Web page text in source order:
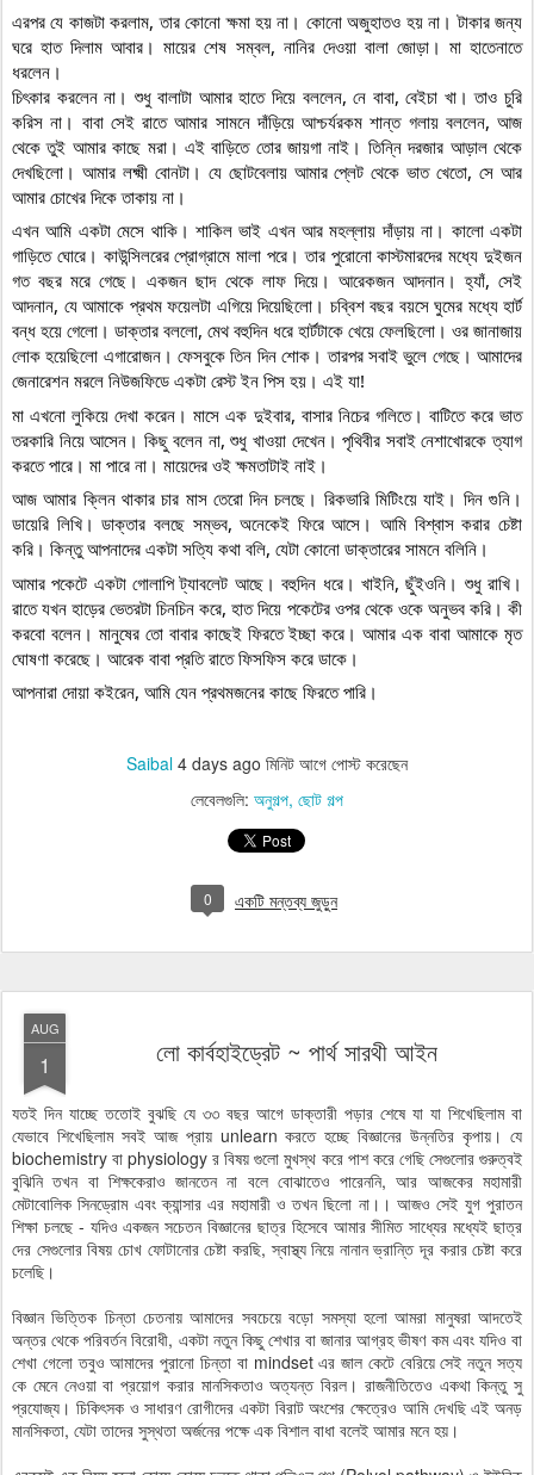
এরপর যে কাজটা করলাম, তার কোনো ক্ষমা হয় না। কোনো অজুহাতও হয় না। টাকার জন্য
ঘরে হাত দিলাম আবার। মায়ের শেষ সম্বল, নানির দেওয়া বালা জোড়া। মা হাতেনাতে
ধরলেন।
চিৎকার করলেন না। শুধু বালাটা আমার হাতে দিয়ে বললেন, নে বাবা, বেইচা খা। তাও চুরি
করিস না। বাবা সেই রাতে আমার সামনে দাঁড়িয়ে আশ্চর্যরকম শান্ত গলায় বললেন, আজ
থেকে তুই আমার কাছে মরা। এই বাড়িতে তোর জায়গা নাই। তিন্নি দরজার আড়াল থেকে
দেখছিলো। আমার লক্ষ্মী বোনটা। যে ছোটবেলায় আমার প্লেট থেকে ভাত খেতো, সে আর
আমার চোখের দিকে তাকায় না।
এখন আমি একটা মেসে থাকি। শাকিল ভাই এখন আর মহল্লায় দাঁড়ায় না। কালো একটা
গাড়িতে ঘোরে। কাউন্সিলরের প্রোগ্রামে মালা পরে। তার পুরোনো কাস্টমারদের মধ্যে দুইজন
গত বছর মরে গেছে। একজন ছাদ থেকে লাফ দিয়ে। আরেকজন আদনান। হ্যাঁ, সেই
আদনান, যে আমাকে প্রথম ফয়েলটা এগিয়ে দিয়েছিলো। চব্বিশ বছর বয়সে ঘুমের মধ্যে হার্ট
বন্ধ হয়ে গেলো। ডাক্তার বললো, মেথ বহুদিন ধরে হার্টটাকে খেয়ে ফেলছিলো। ওর জানাজায়
লোক হয়েছিলো এগারোজন। ফেসবুকে তিন দিন শোক। তারপর সবাই ভুলে গেছে। আমাদের
জেনারেশন মরলে নিউজফিডে একটা রেস্ট ইন পিস হয়। এই যা!
মা এখনো লুকিয়ে দেখা করেন। মাসে এক দুইবার, বাসার নিচের গলিতে। বাটিতে করে ভাত
তরকারি নিয়ে আসেন। কিছু বলেন না, শুধু খাওয়া দেখেন। পৃথিবীর সবাই নেশাখোরকে ত্যাগ
করতে পারে। মা পারে না। মায়েদের ওই ক্ষমতাটাই নাই।
আজ আমার ক্লিন থাকার চার মাস তেরো দিন চলছে। রিকভারি মিটিংয়ে যাই। দিন গুনি।
ডায়েরি লিখি। ডাক্তার বলছে সম্ভব, অনেকেই ফিরে আসে। আমি বিশ্বাস করার চেষ্টা
করি। কিন্তু আপনাদের একটা সত্যি কথা বলি, যেটা কোনো ডাক্তারের সামনে বলিনি।
আমার পকেটে একটা গোলাপি ট্যাবলেট আছে। বহুদিন ধরে। খাইনি, ছুঁইওনি। শুধু রাখি।
রাতে যখন হাড়ের ভেতরটা চিনচিন করে, হাত দিয়ে পকেটের ওপর থেকে ওকে অনুভব করি। কী
করবো বলেন। মানুষের তো বাবার কাছেই ফিরতে ইচ্ছা করে। আমার এক বাবা আমাকে মৃত
ঘোষণা করেছে। আরেক বাবা প্রতি রাতে ফিসফিস করে ডাকে।
আপনারা দোয়া কইরেন, আমি যেন প্রথমজনের কাছে ফিরতে পারি।
Saibal 4 days ago মিনিট আগে পোস্ট করেছেন
লেবেলগুলি: অনুগল্প ছোট গল্প
0 একটি মন্তব্য জুড়ুন
AUG
1 লো কার্বহাইড্রেট ~ পার্থ সারথী আইন
যতই দিন যাচ্ছে ততোই বুঝছি যে ৩৩ বছর আগে ডাক্তারী পড়ার শেষে যা যা শিখেছিলাম বা
যেভাবে শিখেছিলাম সবই আজ প্রায় unlearn করতে হচ্ছে বিজ্ঞানের উন্নতির কৃপায়। যে
biochemistry বা physiology র বিষয় গুলো মুখস্থ করে পাশ করে গেছি সেগুলোর গুরুত্বই
বুঝিনি তখন বা শিক্ষকেরাও জানতেন না বলে বোঝাতেও পারেননি, আর আজকের মহামারী
মেটাবোলিক সিনড্রোম এবং ক্যান্সার এর মহামারী ও তখন ছিলো না।। আজও সেই যুগ পুরাতন
শিক্ষা চলছে - যদিও একজন সচেতন বিজ্ঞানের ছাত্র হিসেবে আমার সীমিত সাধ্যের মধ্যেই ছাত্র
দের সেগুলোর বিষয় চোখ ফোটানোর চেষ্টা করছি, স্বাস্থ্য নিয়ে নানান ভ্রান্তি দূর করার চেষ্টা করে
চলেছি।
বিজ্ঞান ভিত্তিক চিন্তা চেতনায় আমাদের সবচেয়ে বড়ো সমস্যা হলো আমরা মানুষরা আদতেই
অন্তর থেকে পরিবর্তন বিরোধী, একটা নতুন কিছু শেখার বা জানার আগ্রহ ভীষণ কম এবং যদিও বা
শেখা গেলো তবুও আমাদের পুরানো চিন্তা বা mindset এর জাল কেটে বেরিয়ে সেই নতুন সত্য
কে মেনে নেওয়া বা প্রয়োগ করার মানসিকতাও অত্যন্ত বিরল। রাজনীতিতেও একথা কিন্তু সু
প্রযোজ্য। চিকিৎসক ও সাধারণ রোগীদের একটা বিরাট অংশের ক্ষেত্রেও আমি দেখছি এই অনড়
মানসিকতা, যেটা তাদের সুস্থতা অর্জনের পক্ষে এক বিশাল বাধা বলেই আমার মনে হয়।